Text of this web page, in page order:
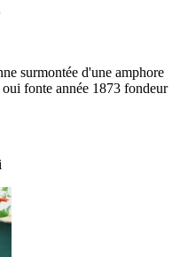
surmontée d'une amphore
fonte année 1873 fondeur